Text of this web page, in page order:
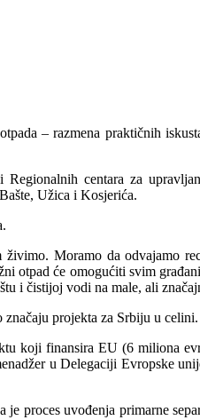
– razmena praktičnih
centara za
Užica i Kosjerića.
Moramo da odvajamo
otpad će omogućiti svim
i čistijoj vodi na male, ali
projekta za Srbiju u celini.
koji finansira EU (6 miliona
u Delegaciji Evropske
proces uvođenja primarne